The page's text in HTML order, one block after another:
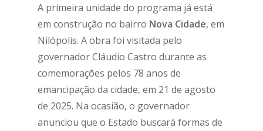
A primeira unidade do programa já está
em construção no bairro Nova Cidade, em
Nilópolis. A obra foi visitada pelo
governador Cláudio Castro durante as
comemorações pelos 78 anos de
emancipação da cidade, em 21 de agosto
de 2025. Na ocasião, o governador
anunciou que o Estado buscará formas de